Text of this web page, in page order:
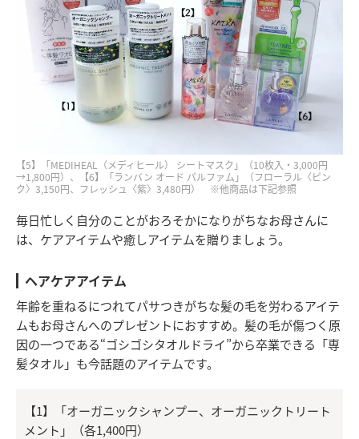
【5】「MEDIHEAL（メディヒール） シートマスク」（10枚入・3,000円
→1,800円）、【6】「ランバン オード パルファム」（フローラル〈ピン
ク〉3,150円、フレッシュ〈紫〉3,480円） ※他商品は下記参照
毎日忙しく自分のことがおろそかになりがちなお母さんに
は、ケアアイテムや癒しアイテムを贈りましょう。
ヘアケアアイテム
年齢を重ねるにつれてパサつきがちな髪の毛を労わるアイテ
ムもお母さんへのプレゼントにおすすめ。髪の毛が傷つく原
因の一つである“ゴシゴシタオルドライ”から卒業できる「専
髪タオル」も今話題のアイテムです。
【1】「オーガニックシャンプー、オーガニックトリート
メント」（各1,400円）